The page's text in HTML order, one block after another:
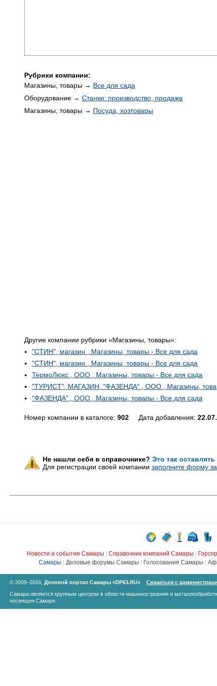
Рубрики компании:
Магазины, товары → Все для сада
Оборудование → Станки: производство, продажа
Магазины, товары → Посуда, хозтовары
Другие компании рубрики «Магазины, товары»:
"СТИН", магазин , Магазины, товары - Все для сада
"СТИН", магазин , Магазины, товары - Все для сада
ТермоЛюкс , ООО , Магазины, товары - Все для сада
"ТУРИСТ", МАГАЗИН, "ФАЗЕНДА" , ООО , Магазины,
"ФАЗЕНДА" , ООО , Магазины, товары - Все для сада
Номер компании в каталоге: 902 Дата добавления:
Не нашли себя в справочнике? Это так
Для регистрации своей компании заполните форму
Новости и события Самары Справочник компаний Самары
Самары
Деловые форумы Самары Голосования Самары
© 2009–2016, Деловой портал Самары «DP63.RU»
Связаться с
Самара является крупным центром в области машиностроения и
посвящен Самаре.